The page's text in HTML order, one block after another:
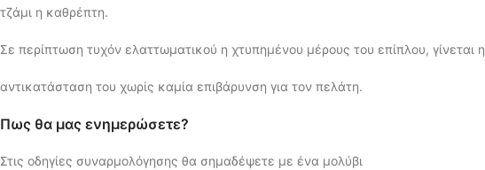
τζάμι η καθρέπτη.
Σε περίπτωση τυχόν ελαττωματικού η χτυπημένου μέρους του επίπλου, γίνεται η
αντικατάσταση του χωρίς καμία επιβάρυνση για τον πελάτη.
Πως θα μας ενημερώσετε?
Στις οδηγίες συναρμολόγησης θα σημαδέψετε με ένα μολύβι